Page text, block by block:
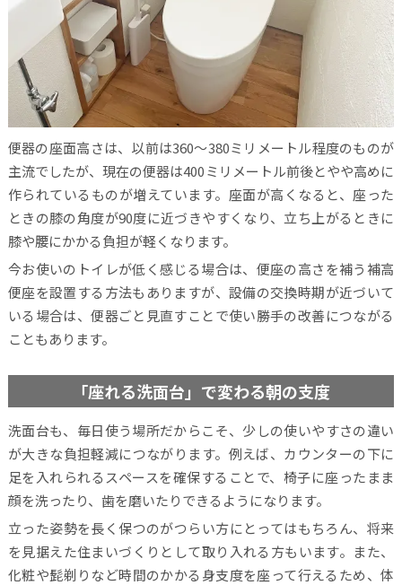
便器の座面高さは、以前は360～380ミリメートル程度のものが
主流でしたが、現在の便器は400ミリメートル前後とやや高めに
作られているものが増えています。座面が高くなると、座った
ときの膝の角度が90度に近づきやすくなり、立ち上がるときに
膝や腰にかかる負担が軽くなります。
今お使いのトイレが低く感じる場合は、便座の高さを補う補高
便座を設置する方法もありますが、設備の交換時期が近づいて
いる場合は、便器ごと見直すことで使い勝手の改善につながる
こともあります。
「座れる洗面台」で変わる朝の支度
洗面台も、毎日使う場所だからこそ、少しの使いやすさの違い
が大きな負担軽減につながります。例えば、カウンターの下に
足を入れられるスペースを確保することで、椅子に座ったまま
顔を洗ったり、歯を磨いたりできるようになります。
立った姿勢を長く保つのがつらい方にとってはもちろん、将来
を見据えた住まいづくりとして取り入れる方もいます。また、
化粧や髭剃りなど時間のかかる身支度を座って行えるため、体